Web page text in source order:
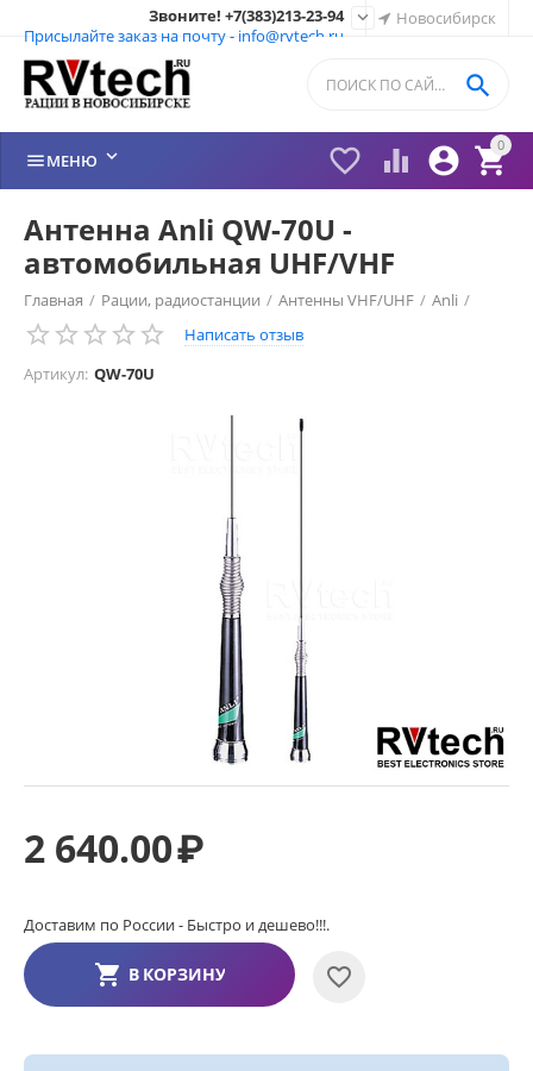
Новосибирск
Звоните! +7(383)213-23-94
Присылайте заказ на почту - info@rvtech.ru

0


 

МЕНЮ 
Антенна Anli QW-70U -
автомобильная UHF/VHF
Главная / Рации, радиостанции / Антенны VHF/UHF / Anli /
Антенны мобильные
/
Написать отзыв
Артикул: QW-70U
2 640.00₽
Доставим по России - Быстро и дешево!!!.
В КОРЗИНУ